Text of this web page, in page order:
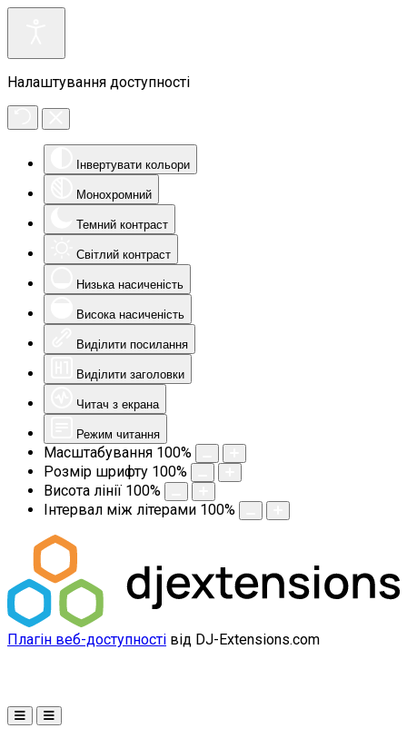
Налаштування доступності
Інвертувати кольори
Монохромний
Темний контраст
Світлий контраст
Низька насиченість
Висока насиченість
Виділити посилання
Виділити заголовки
Читач з екрана
Режим читання
Масштабування 100%
Розмір шрифту 100%
Висота лінії 100%
Інтервал між літерами 100%
Плагін веб-доступності від DJ-Extensions.com